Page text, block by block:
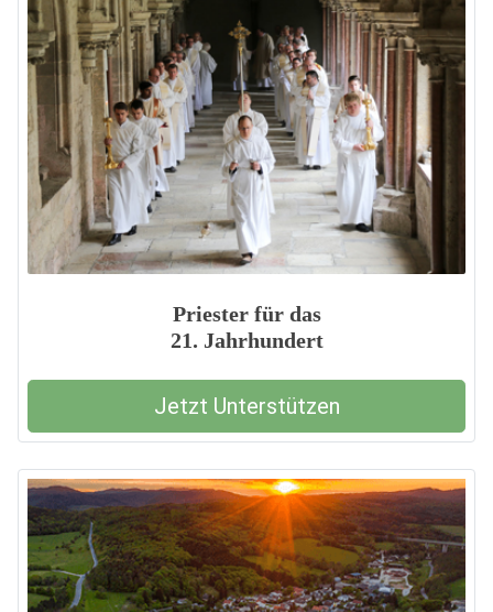
Priester für das
21. Jahrhundert
Jetzt Unterstützen